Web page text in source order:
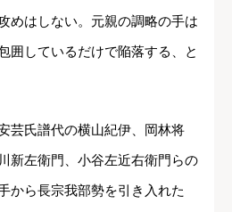
めはしない。元親の調略の手は
囲しているだけで陥落する、と
芸氏譜代の横山紀伊、岡林将
新左衛門、小谷左近右衛門らの
から長宗我部勢を引き入れた